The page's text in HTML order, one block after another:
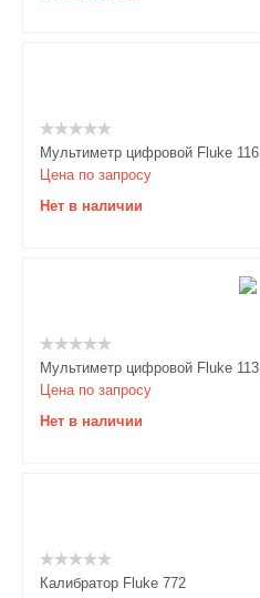
Мультиметр цифровой Fluke 116
Цена по запросу
Нет в наличии
Мультиметр цифровой Fluke 113
Цена по запросу
Нет в наличии
Калибратор Fluke 772